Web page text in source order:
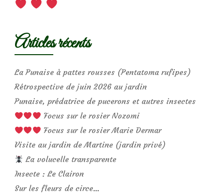
Articles récents
La Punaise à pattes rousses (Pentatoma rufipes)
Rétrospective de juin 2026 au jardin
Punaise, prédatrice de pucerons et autres insectes
Focus sur le rosier Nozomi
Focus sur le rosier Marie Dermar
Visite au jardin de Martine (jardin privé)
La volucelle transparente
Insecte : Le Clairon
Sur les fleurs de circe…